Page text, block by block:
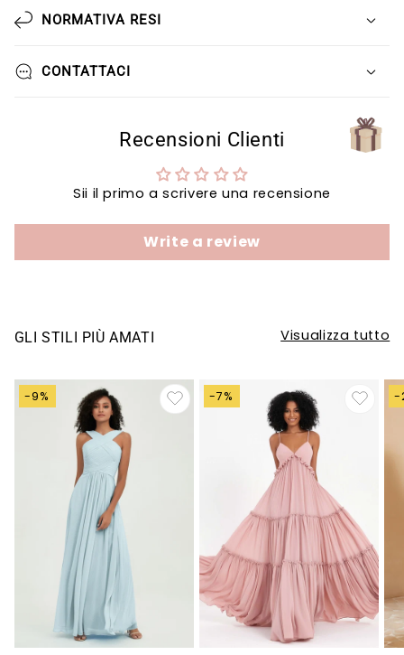
NORMATIVA RESI
CONTATTACI
Recensioni Clienti
Sii il primo a scrivere una recensione
Write a review
GLI STILI PIÙ AMATI Visualizza tutto
-9% -7% -